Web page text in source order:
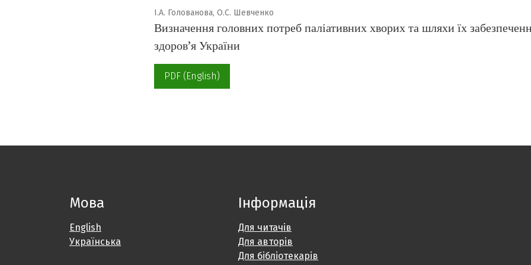
І.А. Голованова, О.С. Шевченко
Визначення головних потреб паліативних хворих та шляхи їх
здоров’я України
PDF (English)
Мова
English
Українська
Інформація
Для читачів
Для авторів
Для бібліотекарів